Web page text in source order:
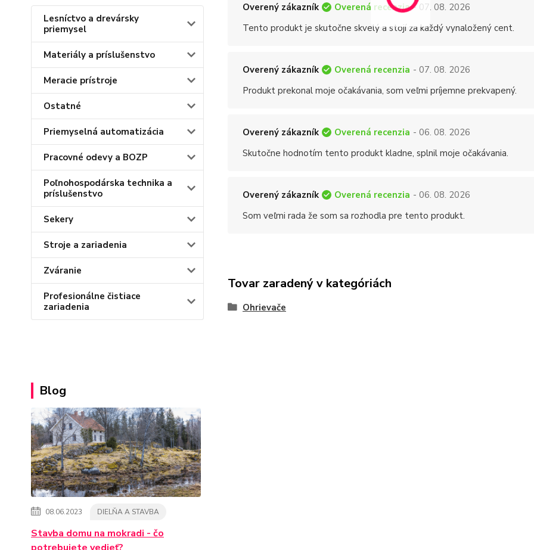
Lesníctvo a drevársky
priemysel
Materiály a príslušenstvo
Meracie prístroje
Ostatné
Priemyselná automatizácia
Pracovné odevy a BOZP
Poľnohospodárska technika a
príslušenstvo
Sekery
Stroje a zariadenia
Zváranie
Profesionálne čistiace
zariadenia
Blog
08.06.2023 DIELŇA A STAVBA
Stavba domu na mokradi - čo
Overený zákazník Overená recenzia - 07. 08. 2026
Tento produkt je skutočne skvelý a stojí za každý vynaložený cent.
Overený zákazník Overená recenzia - 07. 08. 2026
Produkt prekonal moje očakávania, som veľmi príjemne prekvapený.
Overený zákazník Overená recenzia - 06. 08. 2026
Skutočne hodnotím tento produkt kladne, splnil moje očakávania.
Overený zákazník Overená recenzia - 06. 08. 2026
Som veľmi rada že som sa rozhodla pre tento produkt.
Tovar zaradený v kategóriách
Ohrievače